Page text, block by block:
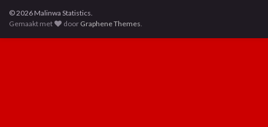
© 2026 Malinwa Statistics.
Gemaakt met
door Graphene Themes.